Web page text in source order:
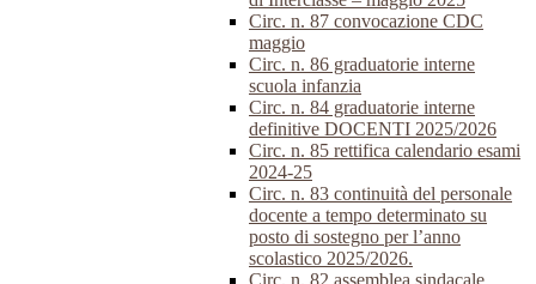
Circ. n. 87 convocazione CDC
maggio
Circ. n. 86 graduatorie interne
scuola infanzia
Circ. n. 84 graduatorie interne
definitive DOCENTI 2025/2026
Circ. n. 85 rettifica calendario esami
2024-25
Circ. n. 83 continuità del personale
docente a tempo determinato su
posto di sostegno per l’anno
scolastico 2025/2026.